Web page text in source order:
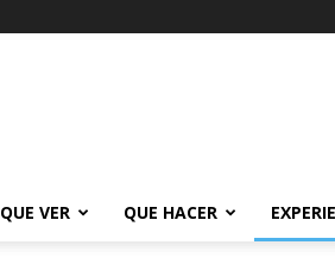
QUE VER QUE HACER